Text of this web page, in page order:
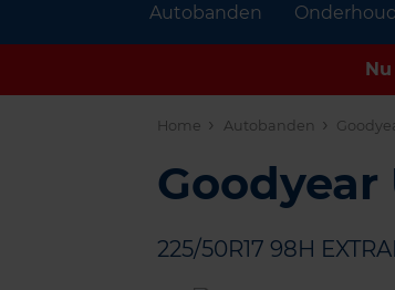
Autobanden Onderhoud
Home Autobanden
Goodyear
225/50R17 98H